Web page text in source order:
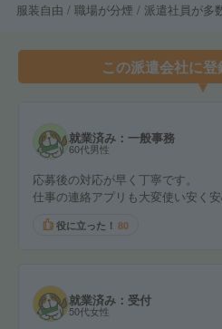
服装自由 / 職場が分煙 / 派遣社員が多
この派遣会社に
就業済み：一般事務
60代男性
応募後の対応が早く丁寧です。
仕事の連絡アプリも大変使い安く
役に立った！ 80
就業済み：受付
50代女性